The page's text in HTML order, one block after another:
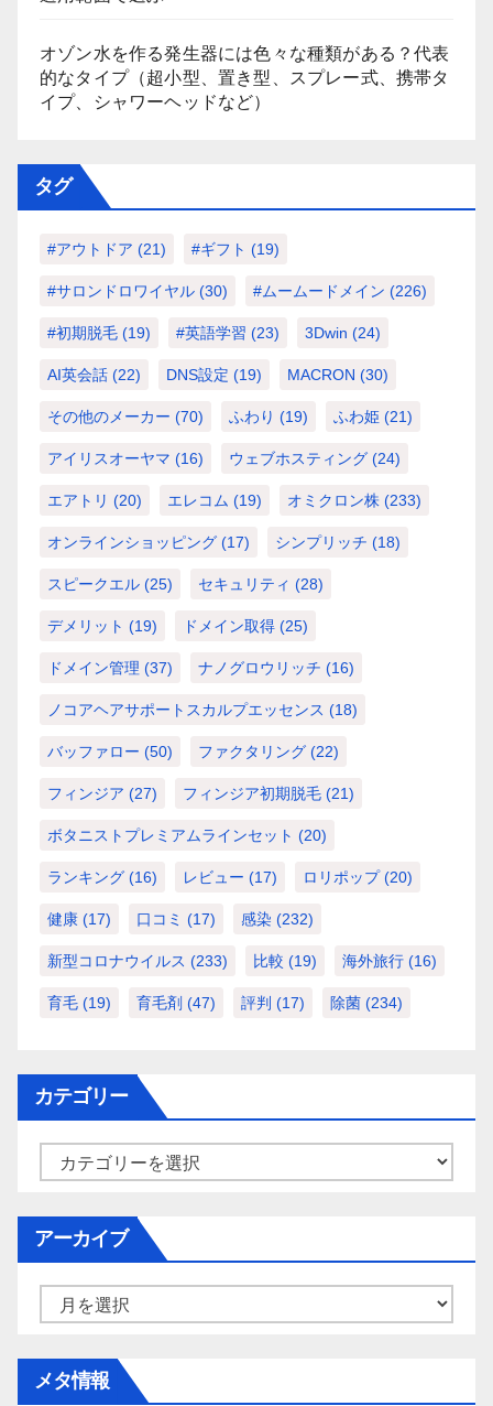
オゾン水を作る発生器には色々な種類がある？代表
的なタイプ（超小型、置き型、スプレー式、携帯タ
イプ、シャワーヘッドなど）
タグ
#アウトドア (21) #ギフト (19)
#サロンドロワイヤル (30) #ムームードメイン (226)
#初期脱毛 (19) #英語学習 (23) 3Dwin (24)
AI英会話 (22) DNS設定 (19) MACRON (30)
その他のメーカー (70) ふわり (19) ふわ姫 (21)
アイリスオーヤマ (16) ウェブホスティング (24)
エアトリ (20) エレコム (19) オミクロン株 (233)
オンラインショッピング (17) シンプリッチ (18)
スピークエル (25) セキュリティ (28)
デメリット (19) ドメイン取得 (25)
ドメイン管理 (37) ナノグロウリッチ (16)
ノコアヘアサポートスカルプエッセンス (18)
バッファロー (50) ファクタリング (22)
フィンジア (27) フィンジア初期脱毛 (21)
ボタニストプレミアムラインセット (20)
ランキング (16) レビュー (17) ロリポップ(20)
健康 (17) 口コミ (17) 感染 (232)
新型コロナウイルス (233) 比較 (19) 海外旅行 (16)
育毛 (19) 育毛剤 (47) 評判 (17) 除菌 (234)
カテゴリー
ー
アーカイブ
メタ情報